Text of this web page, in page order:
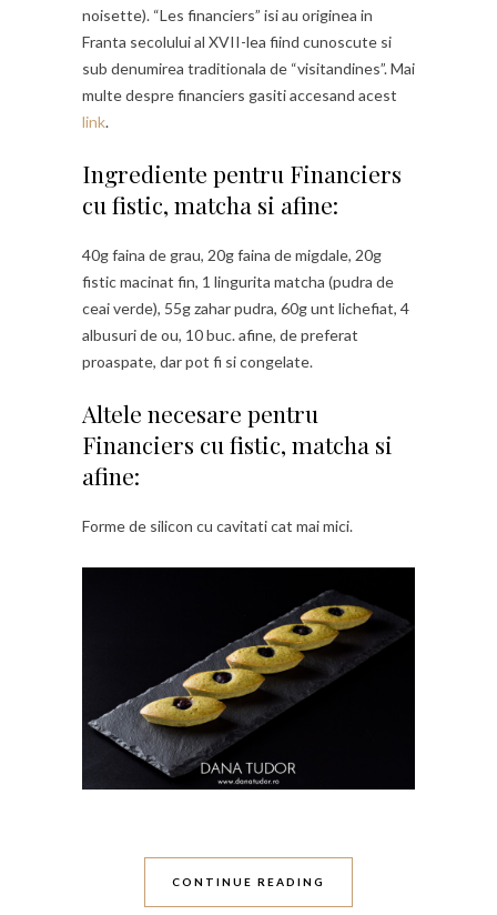
noisette). “Les financiers” isi au originea in
Franta secolului al XVII-lea fiind cunoscute si
sub denumirea traditionala de “visitandines”. Mai
multe despre financiers gasiti accesand acest
link.
Ingrediente pentru Financiers
cu fistic, matcha si afine:
40g faina de grau, 20g faina de migdale, 20g
fistic macinat fin, 1 lingurita matcha (pudra de
ceai verde), 55g zahar pudra, 60g unt lichefiat, 4
albusuri de ou, 10 buc. afine, de preferat
proaspate, dar pot fi si congelate.
Altele necesare pentru
Financiers cu fistic, matcha si
afine:
Forme de silicon cu cavitati cat mai mici.
CONTINUE READING